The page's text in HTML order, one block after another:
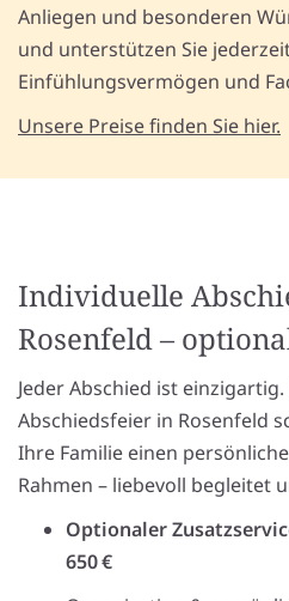
Anliegen und besonderen
und unterstützen Sie
Einfühlungsvermögen und
Unsere Preise finden Sie hier.
Individuelle
Rosenfeld –
Jeder Abschied ist
Abschiedsfeier in Rosenfeld
Ihre Familie einen
Rahmen – liebevoll begleitet
Optionaler
650 €